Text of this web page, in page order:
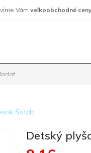
Vámveľkoobchodné
Stitch
Detský